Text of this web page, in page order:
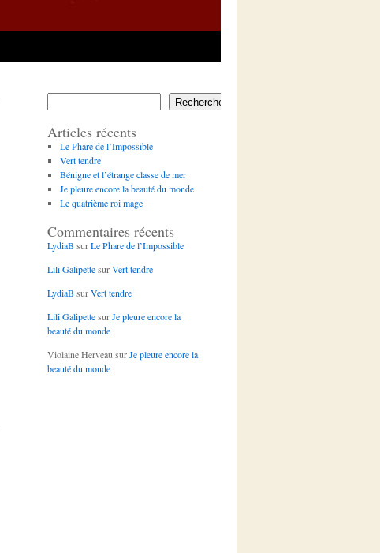
Rechercher
Articles récents
Le Phare de l’Impossible
Vert tendre
Bénigne et l’étrange classe de mer
Je pleure encore la beauté du monde
Le quatrième roi mage
Commentaires récents
LydiaB surLe Phare de l’Impossible
Lili GalipettesurVert tendre
LydiaB surVert tendre
Lili GalipettesurJe pleure encore la
beauté du monde
Violaine Herveau surJe pleure encore la
beauté du monde